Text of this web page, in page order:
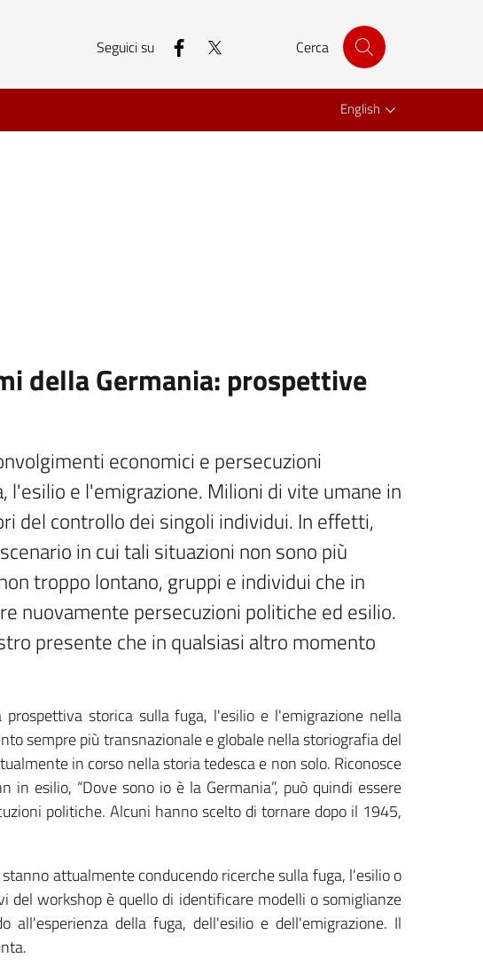
Seguici su facebook Cerca
English
della Germania: prospettive
economici e persecuzioni
e l'emigrazione. Milioni di vite umane in
del controllo dei singoli individui. In effetti,
in cui tali situazioni non sono più
troppo lontano, gruppi e individui che in
nuovamente persecuzioni politiche ed esilio.
presente che in qualsiasi altro momento
storica sulla fuga, l'esilio e l'emigrazione nella
sempre più transnazionale e globale nella storiografia del
in corso nella storia tedesca e non solo. Riconosce
esilio, “Dove sono io è la Germania”, può quindi essere
politiche. Alcuni hanno scelto di tornare dopo il 1945,
attualmente conducendo ricerche sulla fuga, l'esilio o
del workshop è quello di identificare modelli o somiglianze
della fuga, dell'esilio e dell'emigrazione. Il